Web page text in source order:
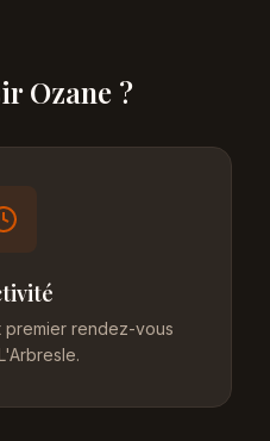
Ozane ?
premier rendez-vous